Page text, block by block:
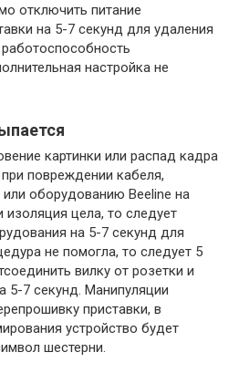
отключить питание
на 5-7 секунд для удаления
настройка не
картинки или распад кадра
повреждении кабеля,
оборудованию Beeline на
изоляция цела, то следует
на 5-7 секунд для
не помогла, то следует 5
вилку от розетки и
5-7 секунд. Манипуляции
приставки, в
устройство будет
шестерни.